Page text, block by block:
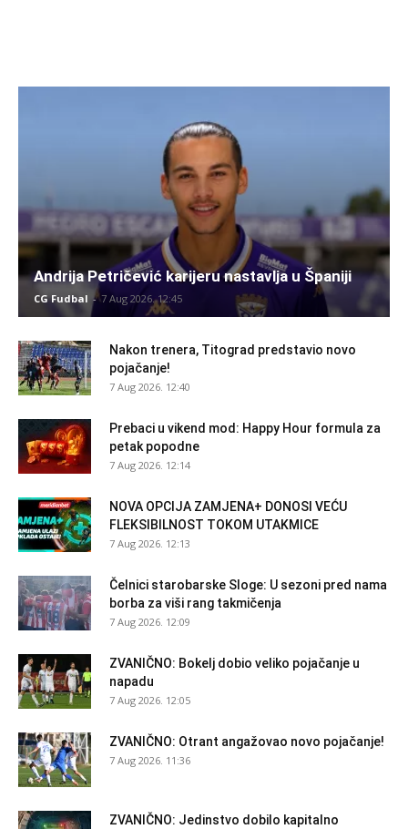
Andrija Petričević karijeru nastavlja u Španiji
CG Fudbal - 7 Aug 2026. 12:45
Nakon trenera, Titograd predstavio novo
pojačanje!
7 Aug 2026. 12:40
Prebaci u vikend mod: Happy Hour formula za
petak popodne
7 Aug 2026. 12:14
NOVA OPCIJA ZAMJENA+ DONOSI VEĆU
FLEKSIBILNOST TOKOM UTAKMICE
7 Aug 2026. 12:13
Čelnici starobarske Sloge: U sezoni pred nama
borba za viši rang takmičenja
7 Aug 2026. 12:09
ZVANIČNO: Bokelj dobio veliko pojačanje u
napadu
7 Aug 2026. 12:05
ZVANIČNO: Otrant angažovao novo pojačanje!
7 Aug 2026. 11:36
ZVANIČNO: Jedinstvo dobilo kapitalno